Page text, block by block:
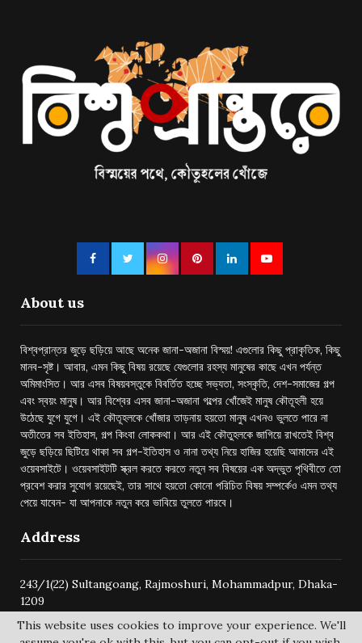
About us
বিশ্বপ্রান্তর জুড়ে ছড়িয়ে আছে অনেক জানা-অজানা বিস্ময়! এগুলোর কিছু প্রাকৃতিক, কিছু
মানব-সৃষ্ট। আবার, এমন কিছু বিষয় রয়েছে যেগুলোর রহস্য মানুষের কাছে এখন পর্যন্ত
অমিমাংসিত। আর এসব বিষয়বস্তুকে বিবর্তিত হচ্ছে সভ্যতা, সংস্কৃতি, দেশ-সমাজের গল্প
এবং স্বয়ং মানুষ। আর বিশ্বের এসব জানা-অজানা গল্পের খোঁজেই মানুষ কৌতূহলী হয়ে
উঠেছে যুগে যুগে। এই কৌতূহলকে খোঁজার তাড়নায় হয়তো মানুষ এখনও ভুলতে পারে না
অতীতের সব ইতিহাস, গল্প কিংবা লোককথা। আর এই কৌতুহলকে জাগিয়ে রাখতেই বিশ্ব
জুড়ে ছড়িয়ে ছিটিয়ে থাকা সব গল্প-ইতিহাস ও নানা তথ্য নিয়ে হাজির হয়েছি আমাদের এই
ওয়েবসাইটে। ওয়েবসাইটটি স্ক্রল করতে করতে নতুন সব বিষয়ের এক অদ্ভুত পৃথিবীতে তো
প্রবেশ করার সুযোগ রয়েছেই, তার সাথে হয়তো কোনো পরিচিত বিষয় সম্পর্কেও এমন তথ্য
পেয়ে যাবেন- যা আপনাকে নতুন করে ভাবিয়ে তুলতে পারবে।
Address
243/1(22) Sultangoang, Rajmoshuri, Mohammadpur, Dhaka-
1209
This website uses cookies to improve your experience. We'll